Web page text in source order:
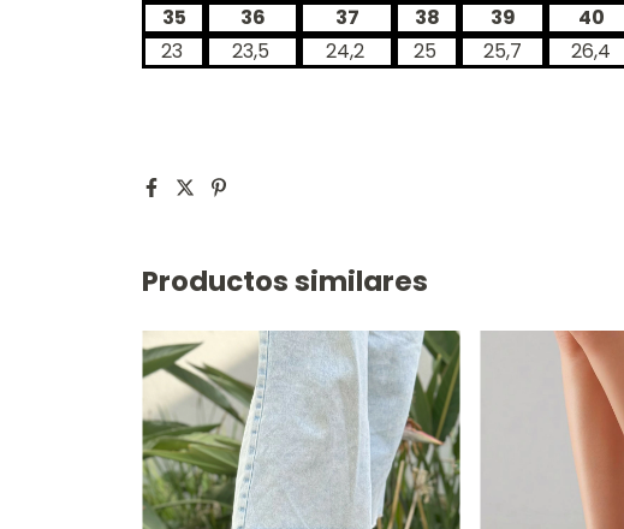
35
36 37 38 39 40
23
23,5 24,2 25 25,7 26,4
Productos similares